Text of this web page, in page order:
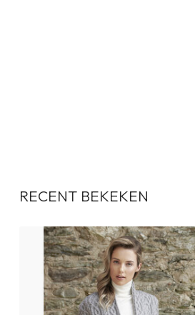
RECENT BEKEKEN